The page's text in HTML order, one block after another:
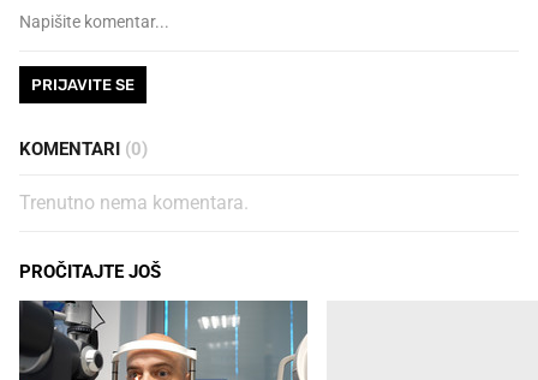
PRIJAVITE SE
KOMENTARI (0)
Trenutno nema komentara.
PROČITAJTE JOŠ